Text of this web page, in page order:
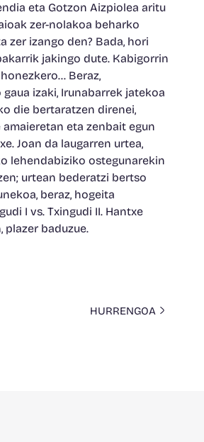
eta Gotzon Aizpiolea aritu
zer-nolakoa beharko
zer izango den? Bada, hori
jakingo dute. Kabigorrin
Beraz,
izaki, Irunabarrek jatekoa
die bertaratzen direnei,
eta zenbait egun
Joan da laugarren urtea,
lehendabiziko ostegunarekin
urtean bederatzi bertso
beraz, hogeita
I vs. Txingudi II. Hantxe
plazer baduzue.
HURRENGOA